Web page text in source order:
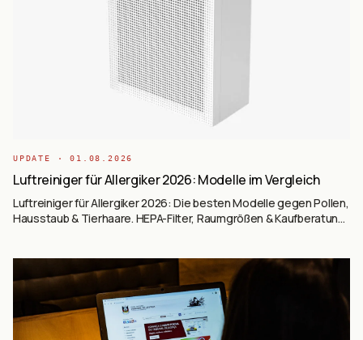
UPDATE ·01.08.2026
Luftreiniger für Allergiker 2026: Modelle im Vergleich
Luftreiniger für Allergiker 2026: Die besten Modelle gegen Pollen,
Hausstaub & Tierhaare. HEPA-Filter, Raumgrößen & Kaufberatung